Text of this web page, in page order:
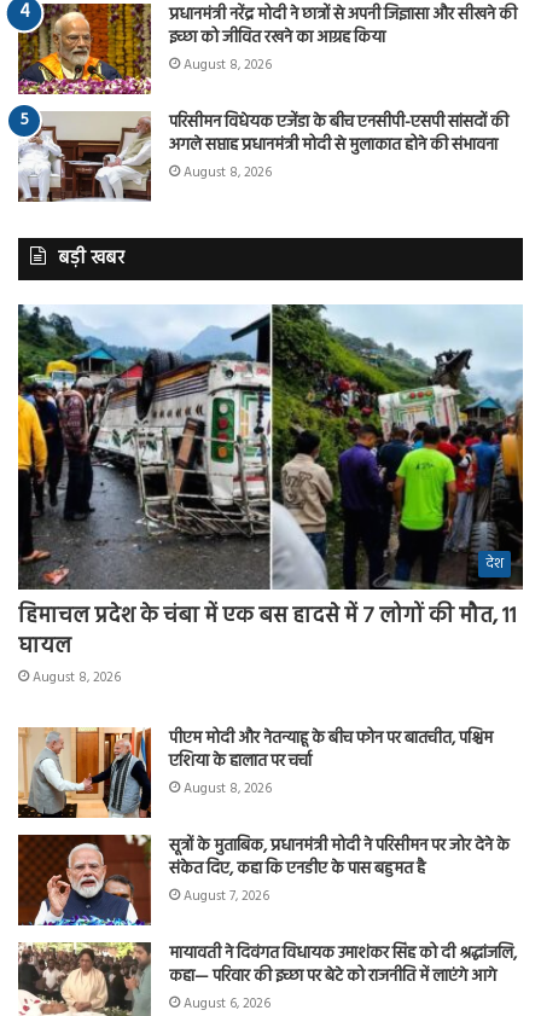
प्रधानमंत्री नरेंद्र मोदी ने छात्रों से अपनी जिज्ञासा और सीखने की
इच्छा को जीवित रखने का आग्रह किया
August 8, 2026
परिसीमन विधेयक एजेंडा के बीच एनसीपी-एसपी सांसदों की
अगले सप्ताह प्रधानमंत्री मोदी से मुलाकात होने की संभावना
August 8, 2026
बड़ी खबर
देश
हिमाचल प्रदेश के चंबा में एक बस हादसे में 7 लोगों की मौत, 11
घायल
August 8, 2026
पीएम मोदी और नेतन्याहू के बीच फोन पर बातचीत, पश्चिम
एशिया के हालात पर चर्चा
August 8, 2026
सूत्रों के मुताबिक, प्रधानमंत्री मोदी ने परिसीमन पर जोर देने के
संकेत दिए, कहा कि एनडीए के पास बहुमत है
August 7, 2026
मायावती ने दिवंगत विधायक उमाशंकर सिंह को दी श्रद्धांजलि,
कहा— परिवार की इच्छा पर बेटे को राजनीति में लाएंगे आगे
August 6, 2026